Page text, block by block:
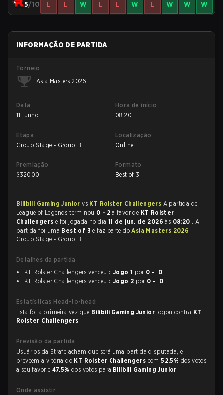
5/10 L L W L L W L W W W
INFORMAÇÃO DE PARTIDA
Torneio
Asia Masters 2026
Data
11 junho
Hora de início
08:20
Etapa
Group Stage - Group B
Localização
Online
Premiação
$32000
Formato
Best of 3
Bilibili Gaming Juniorvs KT Rolster Challengers A partida de
League of Legends terminou 0 - 2 a favor de KT Rolster
Challengers e foi jogada no dia 11 de jun. de 2026às 08:20 . A
partida foi uma Best of 3e faz parte doAsia Masters 2026
Group Stage - Group B.
Detalhes da partida
KT Rolster Challengers venceu o Jogo 1 por 0 - 0
KT Rolster Challengers venceu o Jogo 2 por 0 - 0
Estatísticas Head-to-head
Esta foi a primeira vez que Bilibili Gaming Junior jogou contra KT
Rolster Challengers .
Previsão da partida
Usuários da Strafe acham que será uma partida disputada, e
preveem a vitória do KT Rolster Challengers com52.5% dos votos
a seu favor e 47.5%dos votos para Bilibili Gaming Junior .
Onde assistir